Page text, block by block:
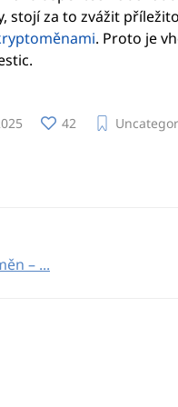
stojí za to zvážit
. Proto je
42
– ...